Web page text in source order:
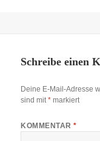
Schreibe einen
Deine E-Mail-Adresse
sind mit* markiert
KOMMENTAR*